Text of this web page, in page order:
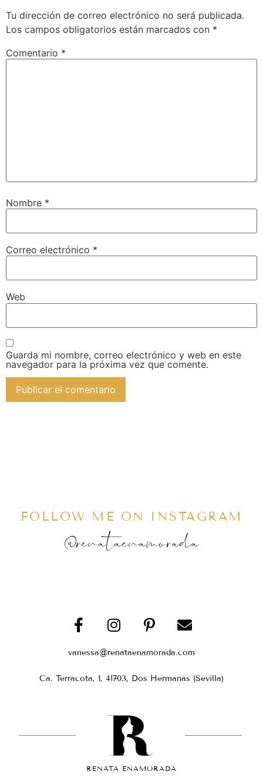
Tu dirección de correo electrónico no será publicada.
Los campos obligatorios están marcados con *
Comentario *
Nombre *
Correo electrónico *
Web
Guarda mi nombre, correo electrónico y web en este
navegador para la próxima vez que comente.
FOLLOW ME ON INSTAGRAM
@renataenamorada
vanessa@renataenamorada.com
Ca. Terracota, 1, 41703, Dos Hermanas (Sevilla)
RENATA ENAMORADA